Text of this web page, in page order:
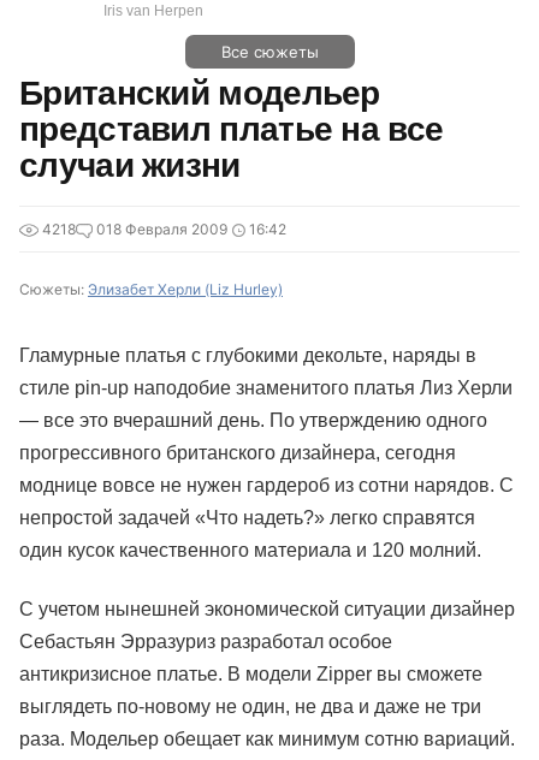
Iris van Herpen
Все сюжеты
Британский модельер
представил платье на все
случаи жизни
4218 018 Февраля 2009 16:42
Сюжеты: Элизабет Херли (Liz Hurley)
Гламурные платья с глубокими декольте, наряды в
стиле pin-up наподобие знаменитого платья Лиз Херли
— все это вчерашний день. По утверждению одного
прогрессивного британского дизайнера, сегодня
моднице вовсе не нужен гардероб из сотни нарядов. С
непростой задачей «Что надеть?» легко справятся
один кусок качественного материала и 120 молний.
С учетом нынешней экономической ситуации дизайнер
Себастьян Эрразуриз разработал особое
антикризисное платье. В модели Zipper вы сможете
выглядеть по-новому не один, не два и даже не три
раза. Модельер обещает как минимум сотню вариаций.